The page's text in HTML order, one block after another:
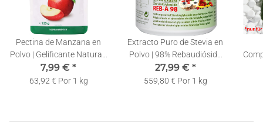
Pectina de Manzana en
Polvo | Gelificante Natural |
125g
7,99 € *
63,92 € Por 1 kg
Extracto Puro de Stevia en
Polvo | 98% Rebaudiósido
A | Incl. Cuchara
Dosificadora | 50g
27,99 € *
559,80 € Por 1 kg